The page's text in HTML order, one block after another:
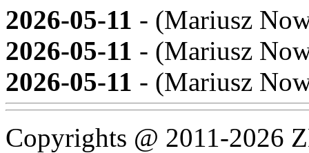
2026-05-11 - (Mariusz
2026-05-11 - (Mariusz
2026-05-11 - (Mariusz
Copyrights @ 2011-2026